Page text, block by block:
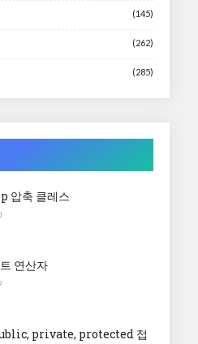
(145)
(262)
(285)
압축 클레스
연산자
private, protected 접